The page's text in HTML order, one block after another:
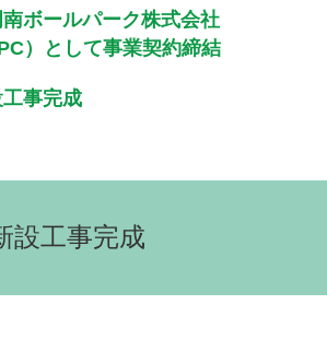
ボールパーク株式会社
）として事業契約締結
事完成
設工事完成